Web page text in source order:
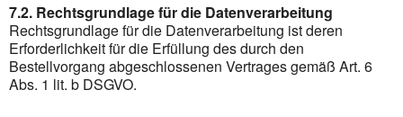
7.2. Rechtsgrundlage für die Datenverarbeitung
Rechtsgrundlage für die Datenverarbeitung ist deren
Erforderlichkeit für die Erfüllung des durch den
Bestellvorgang abgeschlossenen Vertrages gemäß Art. 6
Abs. 1 lit. b DSGVO.